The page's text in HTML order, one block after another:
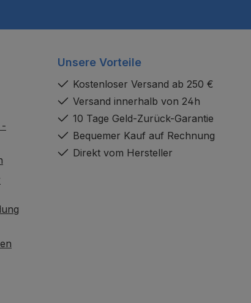
-
Unsere Vorteile
Kostenloser Versand ab 250 €
Versand innerhalb von 24h
10 Tage Geld-Zurück-Garantie
Bequemer Kauf auf Rechnung
Direkt vom Hersteller